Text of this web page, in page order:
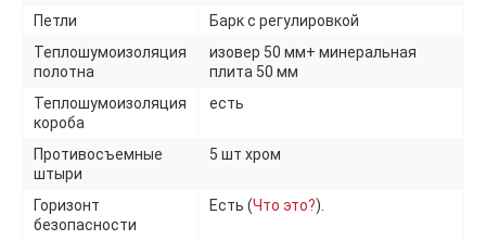
Петли
Барк с регулировкой
Теплошумоизоляция
полотна
изовер 50 мм+ минеральная
плита 50 мм
Теплошумоизоляция
короба
есть
Противосъемные
штыри
5 шт хром
Горизонт
безопасности
Есть (Что это?).